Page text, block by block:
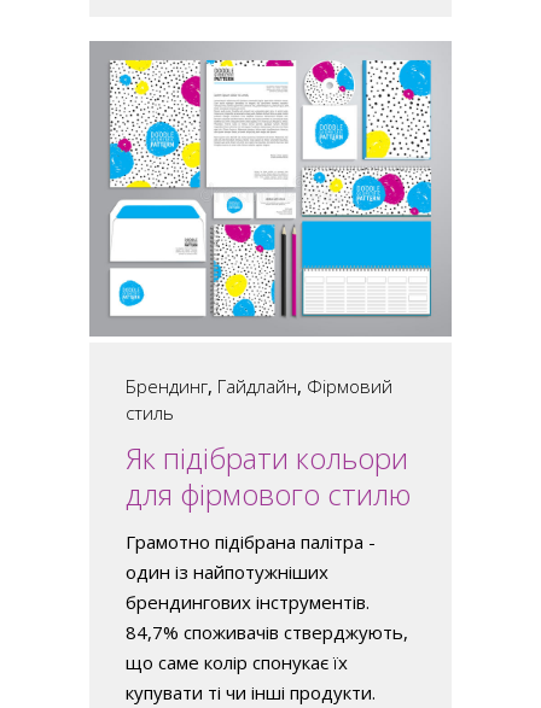
Брендинг, Гайдлайн, Фірмовий
стиль
Як підібрати кольори
для фірмового стилю
Грамотно підібрана палітра -
один із найпотужніших
брендингових інструментів.
84,7% споживачів стверджують,
що саме колір спонукає їх
купувати ті чи інші продукти.